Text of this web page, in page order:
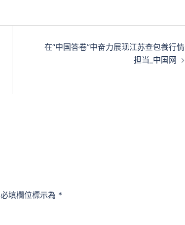
在“中国答卷”中奋力展现江苏查包養行情
担当_中国网
必填欄位標示為 *